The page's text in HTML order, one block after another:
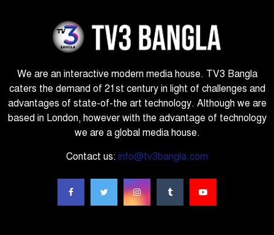
We are an interactive modern media house. TV3 Bangla
caters the demand of 21st century in light of challenges and
advantages of state-of-the art technology. Although we are
based in London, however with the advantage of technology
we are a global media house.
Contact us: info@tv3bangla.com